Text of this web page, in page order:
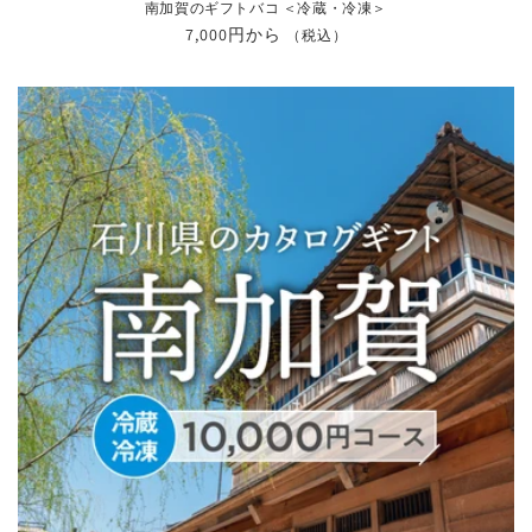
南加賀のギフトバコ ＜冷蔵・冷凍＞
通
価
格
7,000円から （税込）